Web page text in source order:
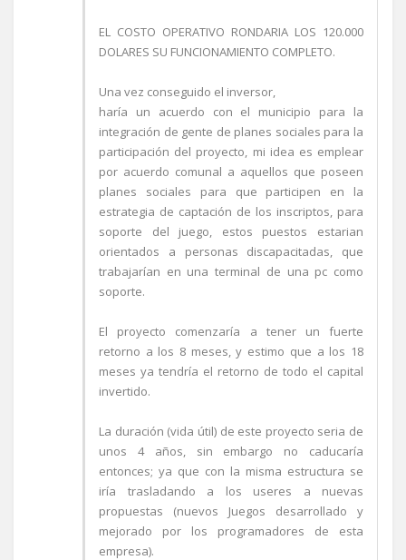
EL COSTO OPERATIVO RONDARIA LOS 120.000
DOLARES SU FUNCIONAMIENTO COMPLETO.
Una vez conseguido el inversor,
haría un acuerdo con el municipio para la
integración de gente de planes sociales para la
participación del proyecto, mi idea es emplear
por acuerdo comunal a aquellos que poseen
planes sociales para que participen en la
estrategia de captación de los inscriptos, para
soporte del juego, estos puestos estarian
orientados a personas discapacitadas, que
trabajarían en una terminal de una pc como
soporte.
El proyecto comenzaría a tener un fuerte
retorno a los 8 meses, y estimo que a los 18
meses ya tendría el retorno de todo el capital
invertido.
La duración (vida útil) de este proyecto seria de
unos 4 años, sin embargo no caducaría
entonces; ya que con la misma estructura se
iría trasladando a los useres a nuevas
propuestas (nuevos Juegos desarrollado y
mejorado por los programadores de esta
empresa).